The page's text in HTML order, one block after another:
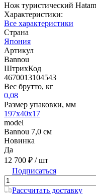
Нож туристический
Характеристики:
Все характеристики
Страна
Япония
Артикул
Bannou
ШтрихКод
4670013104543
Вес брутто, кг
0,08
Размер упаковки, мм
197x40x17
model
Bannou 7,0 см
Новинка
Да
12 700 ₽ / шт
Подписаться
Рассчитать доставку